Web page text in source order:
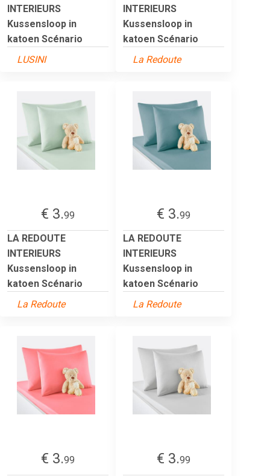
INTERIEURS
Kussensloop in
katoen Scénario
LUSINI
INTERIEURS
Kussensloop in
katoen Scénario
La Redoute
€ 3.99
LA REDOUTE
INTERIEURS
Kussensloop in
katoen Scénario
La Redoute
€ 3.99
LA REDOUTE
INTERIEURS
Kussensloop in
katoen Scénario
La Redoute
€ 3.99
€ 3.99